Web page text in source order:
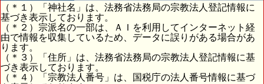
（＊１）「神社名」は、法務省法務局の宗教法人登記情報に
基づき表示しております。
（＊２）宗派名の一部は、ＡＩを利用してインターネット経
由で情報を収集しているため、データに誤りがある場合があ
ります。
（＊３）「住所」は、法務省法務局の宗教法人登記情報に基
づき表示しております。
（＊４）「宗教法人番号」は、国税庁の法人番号情報に基づ